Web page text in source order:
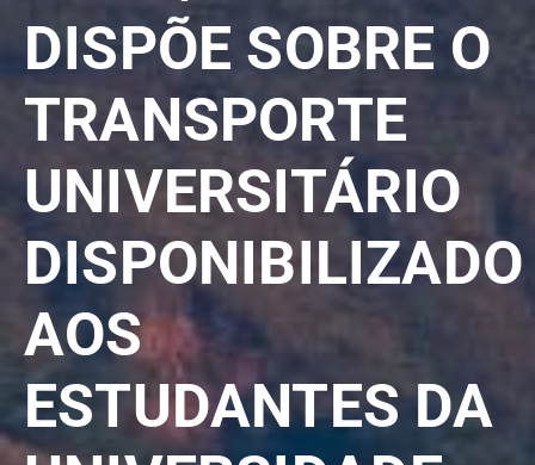
Serviços
Webmail
DISPÕE SOBRE O
TRANSPORTE
UNIVERSITÁRIO
DISPONIBILIZADO
AOS
ESTUDANTES DA